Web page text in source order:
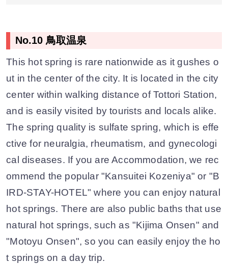
No.10 鳥取温泉
This hot spring is rare nationwide as it gushes o
ut in the center of the city. It is located in the city
center within walking distance of Tottori Station,
and is easily visited by tourists and locals alike.
The spring quality is sulfate spring, which is effe
ctive for neuralgia, rheumatism, and gynecologi
cal diseases. If you are Accommodation, we rec
ommend the popular "Kansuitei Kozeniya" or "B
IRD-STAY-HOTEL" where you can enjoy natural
hot springs. There are also public baths that use
natural hot springs, such as "Kijima Onsen" and
"Motoyu Onsen", so you can easily enjoy the ho
t springs on a day trip.